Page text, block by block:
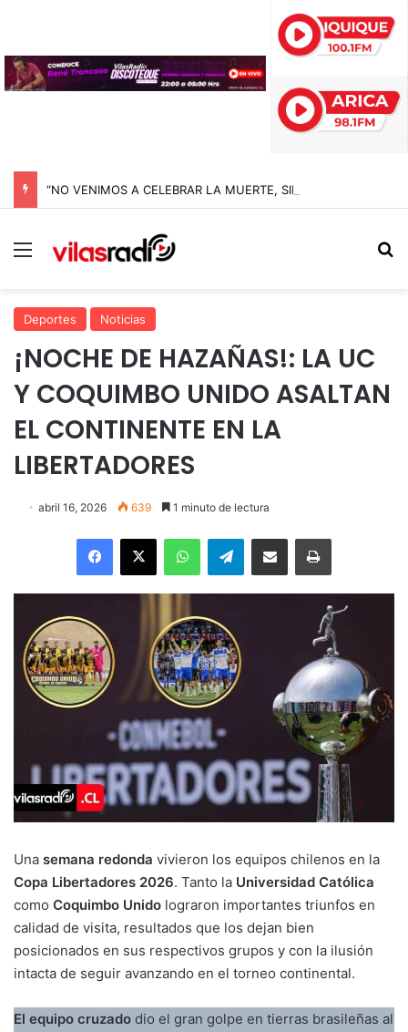
Menú
Deportes Noticias
¡NOCHE DE HAZAÑAS!: LA UC
Y COQUIMBO UNIDO ASALTAN
EL CONTINENTE EN LA
LIBERTADORES
abril 16, 2026 639 1 minuto de lectura
Facebook
X WhatsAppTelegramEnviar vía email Imprimir
Una semana redonda vivieron los equipos chilenos en la
Copa Libertadores 2026. Tanto la Universidad Católica
como Coquimbo Unido lograron importantes triunfos en
calidad de visita, resultados que los dejan bien
posicionados en sus respectivos grupos y con la ilusión
intacta de seguir avanzando en el torneo continental.
El equipo cruzado dio el gran golpe en tierras brasileñas al